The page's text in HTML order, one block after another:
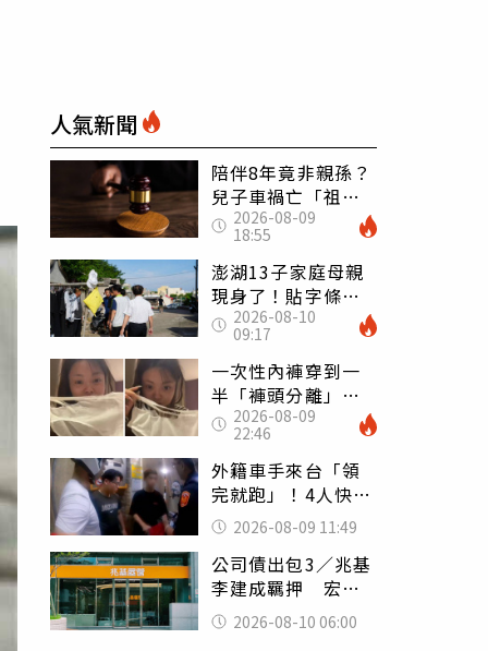
人氣新聞
陪伴8年竟非親孫？
兒子車禍亡「祖父
母求驗DNA」 生
母1反應陷僵局
2026-08-09
18:55
澎湖13子家庭母親
現身了！貼字條稱
「很愛孩子」：請
還我們平靜生活
2026-08-10
09:17
一次性內褲穿到一
半「褲頭分離」
妹子裙底滑落尬
爆：同事全看光
2026-08-09
22:46
外籍車手來台「領
完就跑」！4人快閃
犯案全栽了 機場
也逃不掉
2026-08-09 11:49
公司債出包3／兆基
李建成羈押 宏碁
入主48小時閃退
「不接盤」風暴
2026-08-10 06:00